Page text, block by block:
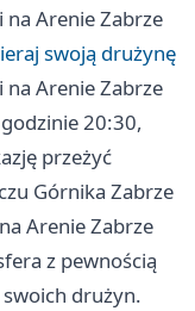
na Arenie Zabrze
swoją drużynę
na Arenie Zabrze
20:30,
przeżyć
Górnika Zabrze
ArenieZabrze
z pewnością
drużyn.